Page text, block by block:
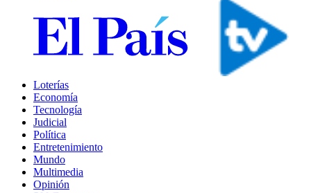
Loterías
Economía
Tecnología
Judicial
Política
Entretenimiento
Mundo
Multimedia
Opinión